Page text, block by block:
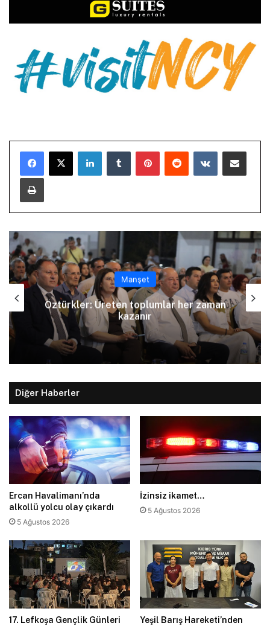
LinkedInTumblr PinterestReddit VKontakteE-Posta ile paylaş
Yazdır
zaman
Manşet
Arıklı, YDP’nin Lefkoşa Türk
Başkan Adayını açıkladı
Diğer Haberler
Ercan Havalimanı’nda
alkollü yolcu olay çıkardı
5 Ağustos 2026
İzinsiz ikamet…
5 Ağustos 2026
17. Lefkoşa Gençlik Günleri
Yeşil Barış Hareketi’nden